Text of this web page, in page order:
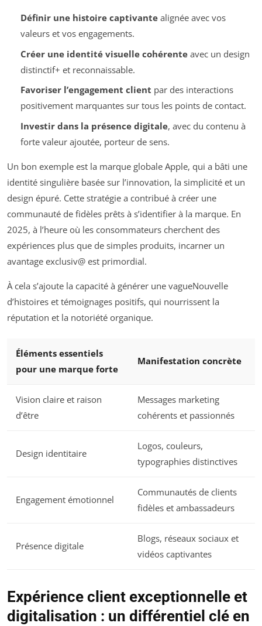
Définir une histoire captivantealignée avec vos
valeurs et vos engagements.
Créer une identité visuelle cohérenteavec un design
distinctif+ et reconnaissable.
Favoriser l’engagement client par des interactions
positivement marquantes sur tous les points de contact.
Investir dans la présence digitale, avec du contenu à
forte valeur ajoutée, porteur de sens.
Un bon exemple est la marque globale Apple, qui a bâti une
identité singulière basée sur l’innovation, la simplicité et un
design épuré. Cette stratégie a contribué à créer une
communauté de fidèles prêts à s’identifier à la marque. En
2025, à l’heure où les consommateurs cherchent des
expériences plus que de simples produits, incarner un
avantage exclusiv@ est primordial.
À cela s’ajoute la capacité à générer une vagueNouvelle
d’histoires et témoignages positifs, qui nourrissent la
réputation et la notoriété organique.
Éléments essentiels
pour une marque forte
Manifestation concrète
Vision claire et raison
d’être
Messages marketing
cohérents et passionnés
Design identitaire
Logos, couleurs,
typographies distinctives
Engagement émotionnel
Communautés de clients
fidèles et ambassadeurs
Présence digitale
Blogs, réseaux sociaux et
vidéos captivantes
Expérience client exceptionnelle et
digitalisation : un différentiel clé en